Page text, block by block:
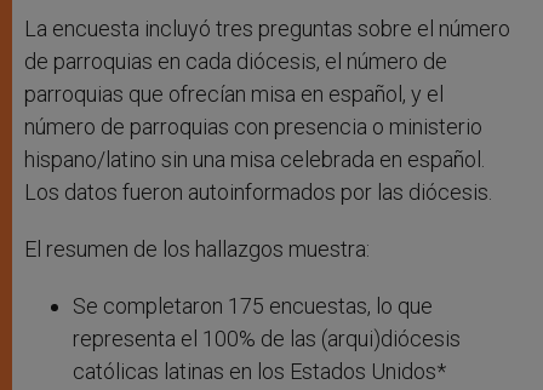
La encuesta incluyó tres preguntas sobre el número
de parroquias en cada diócesis, el número de
parroquias que ofrecían misa en español, y el
número de parroquias con presencia o ministerio
hispano/latino sin una misa celebrada en español.
Los datos fueron autoinformados por las diócesis.
El resumen de los hallazgos muestra:
Se completaron 175 encuestas, lo que
representa el 100% de las (arqui)diócesis
católicas latinas en los Estados Unidos*